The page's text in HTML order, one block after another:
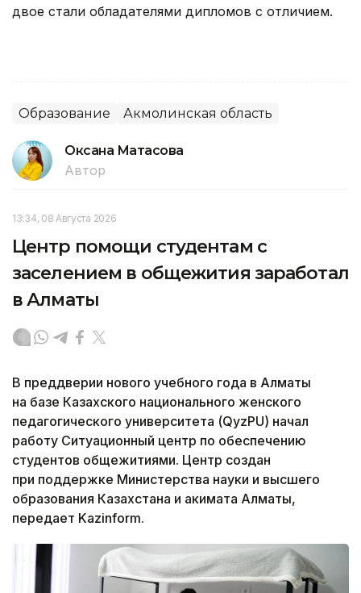
двое стали обладателями дипломов с отличием.
Образование Акмолинская область
Оксана Матасова
Автор
13:34, 08 Августа 2026
Центр помощи студентам с
заселением в общежития заработал
в Алматы
В преддверии нового учебного года в Алматы
на базе Казахского национального женского
педагогического университета (QyzPU) начал
работу Ситуационный центр по обеспечению
студентов общежитиями. Центр создан
при поддержке Министерства науки и высшего
образования Казахстана и акимата Алматы,
передает Kazinform.